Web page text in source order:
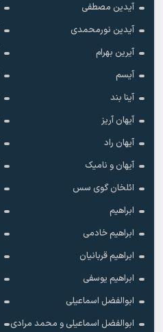
آیدین مصطفی
آیدین نورمحمدی
آیرین بهرام
آیسم
آینا بند
آیهان آریز
آیهان راد
آیهان و نامیک
ائلخان گوی سس
ابراهیم
ابراهیم خادمی
ابراهیم قربانیان
ابراهیم یوسفی
ابوالفضل اسماعیلی
ابوالفضل اسماعیلی و محمد مرادی